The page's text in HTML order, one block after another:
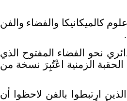
كالميكانيكا والفضاء والفن
.
نحو الفضاء المفتوح الذي
الزمنية اعْتُبِرَ نسخة من
ارتبطوا بالفن لاحظوا أن